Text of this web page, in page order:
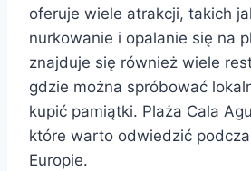
oferuje wiele atrakcji, takich
nurkowanie i opalanie się na
znajduje się również wiele
gdzie można spróbować
kupić pamiątki. Plaża Cala
które warto odwiedzić
Europie.